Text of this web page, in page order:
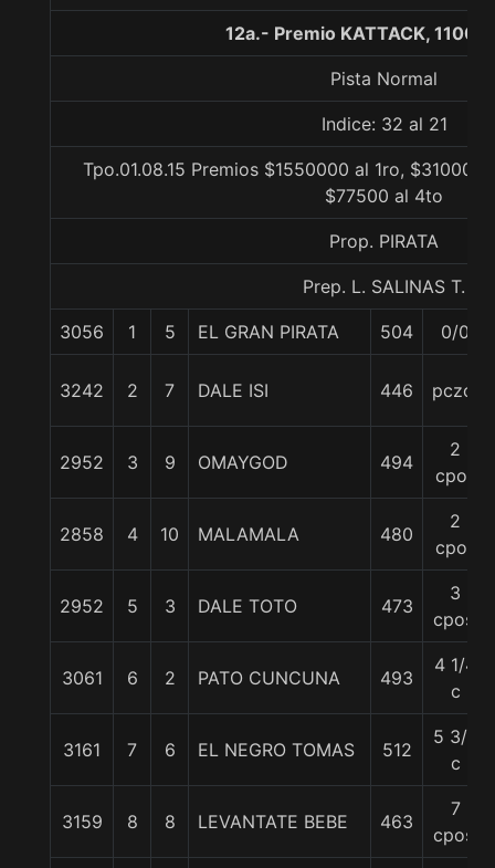
12a.- Premio KATTACK, 1100
Pista Normal
Indice: 32 al 21
Tpo.01.08.15 Premios $1550000 al 1ro,
$77500 al 4to
Prop. PIRATA
Prep. L. SALINAS T.
3056 1 5 EL GRAN PIRATA 504 0/0
3242 2 7 DALE ISI 446 pczo.
2952 3 9 OMAYGOD 494
2
cpos
2858 4 10 MALAMALA 480
2
cpos
2952 5 3 DALE TOTO 473
3
cpos.
3061 6 2 PATO CUNCUNA 493
4 1/4
c
3161 7 6 EL NEGRO TOMAS 512
5 3/4
c
3159 8 8 LEVANTATE BEBE 463
7
cpos.